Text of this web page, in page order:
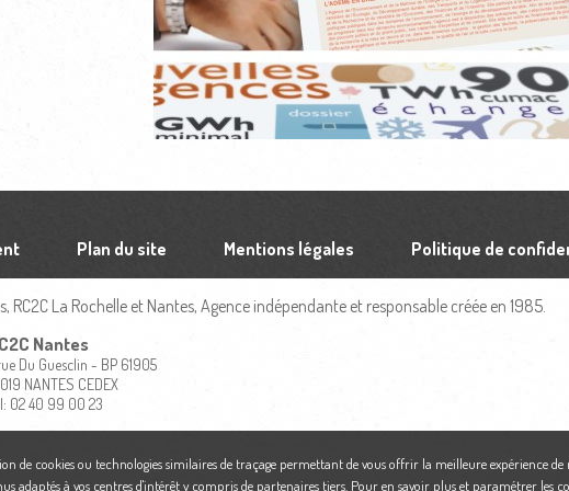
Plan du site Mentions légales Politique de
La Rochelle et Nantes, Agence indépendante et responsable créée en 1985.
Nantes
Du Guesclin - BP 61905
NANTES CEDEX
02 40 99 00 23
de cookies ou technologies similaires de traçage permettant de vous offrir la meilleure expérience de
adaptés à vos centres d'intérêt y compris de partenaires tiers. Pour en savoir plus et paramétrer les